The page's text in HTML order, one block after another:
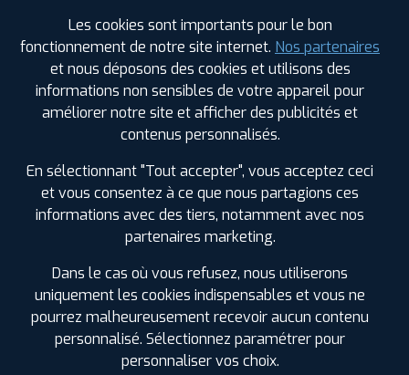
LIRE LA SUITE
Les cookies sont importants pour le bon
fonctionnement de notre site internet. Nos partenaires
et nous déposons des cookies et utilisons des
informations non sensibles de votre appareil pour
améliorer notre site et afficher des publicités et
contenus personnalisés.
En sélectionnant "Tout accepter", vous acceptez ceci
et vous consentez à ce que nous partagions ces
informations avec des tiers, notamment avec nos
partenaires marketing.
Dans le cas où vous refusez, nous utiliserons
uniquement les cookies indispensables et vous ne
pourrez malheureusement recevoir aucun contenu
personnalisé. Sélectionnez paramétrer pour
personnaliser vos choix.